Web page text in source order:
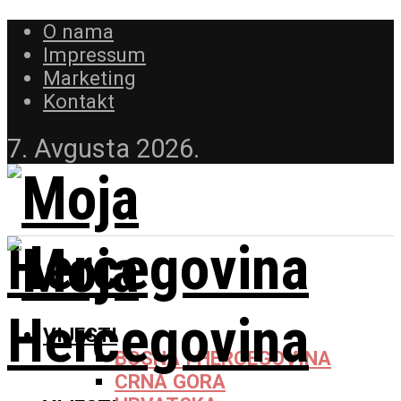
O nama
Impressum
Marketing
Kontakt
7. Avgusta 2026.
VIJESTI
BOSNA I HERCEGOVINA
CRNA GORA